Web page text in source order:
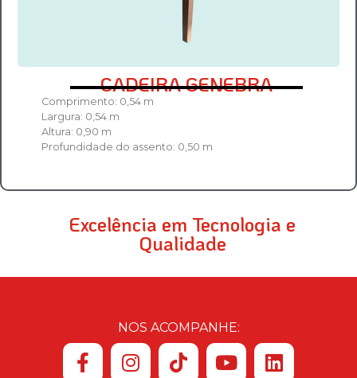
CADEIRA GENEBRA
Comprimento: 0,54 m
Largura: 0,54 m
Altura: 0,90 m
Profundidade do assento: 0,50 m
Excelência em Tecnologia e
Qualidade
NOS ACOMPANHE: